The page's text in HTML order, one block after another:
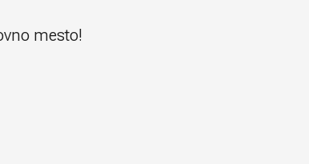
mesto!